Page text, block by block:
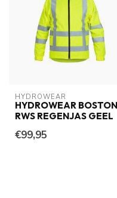
HYDROWEAR
HYDROWEAR BOSTON
RWS REGENJAS GEEL
€99,95